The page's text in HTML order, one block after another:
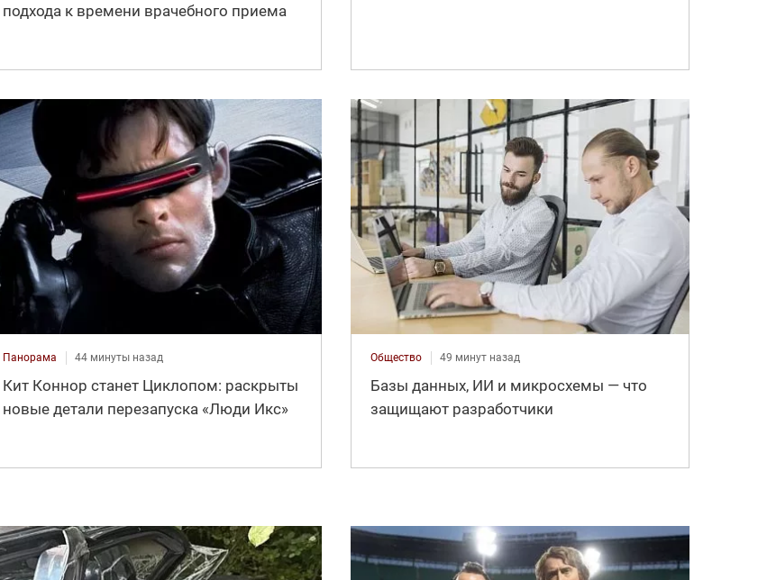
подхода к времени врачебного приема
Панорама 44 минуты назад
Кит Коннор станет Циклопом: раскрыты
новые детали перезапуска «Люди Икс»
Общество 49 минут назад
Базы данных, ИИ и микросхемы — что
защищают разработчики